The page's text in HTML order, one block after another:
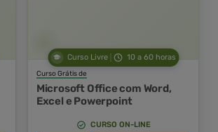
Curso Livre 10 a 60 horas
Curso Grátis de
Microsoft Office com Word,
Excel e Powerpoint
CURSO ON-LINE